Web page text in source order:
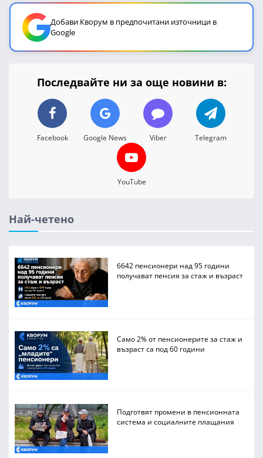
Добави Кворум в предпочитани източници в
Google
Последвайте ни за още новини в:
Facebook Google News Viber Telegram
YouTube
Най-четено
6642 пенсионери над 95 години
получават пенсия за стаж и възраст
Само 2% от пенсионерите за стаж и
възраст са под 60 години
Подготвят промени в пенсионната
система и социалните плащания